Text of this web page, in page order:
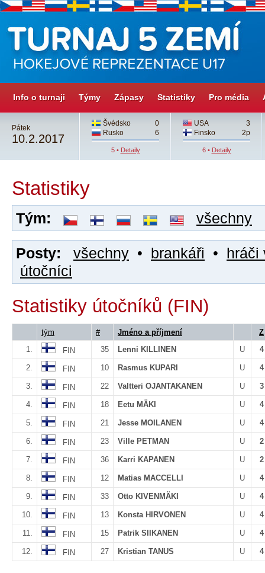
Info o turnaji Týmy Zápasy Statistiky Pro média
Pátek
10.2.2017
Švédsko
0
Rusko
6
5 • Detaily
USA
3
Finsko
2p
6 • Detaily
Statistiky
Tým: všechny
Posty: všechny • brankáři • hráči
útočníci
Statistiky útočníků (FIN)
tým # Jméno a příjmení
Z
1.
FIN 35 Lenni KILLINEN U 4
2. FIN 10 Rasmus KUPARI U 4
3. FIN 22 Valtteri OJANTAKANEN U 3
4. FIN 18 Eetu MÄKI U 4
5. FIN 21 Jesse MOILANEN U 4
6. FIN 23 Ville PETMAN U 2
7. FIN 36 Karri KAPANEN U 2
8. FIN 12 Matias MACCELLI U 4
9. FIN 33 Otto KIVENMÄKI U 4
10. FIN 13 Konsta HIRVONEN U 4
11. FIN 15 Patrik SIIKANEN U 4
12. FIN 27 Kristian TANUS U 4